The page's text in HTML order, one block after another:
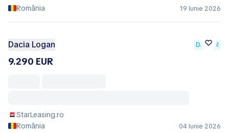
România
19 Iunie 2026
Dacia Logan DEALER
9.290 EUR
StarLeasing.ro
România
04 Iunie 2026